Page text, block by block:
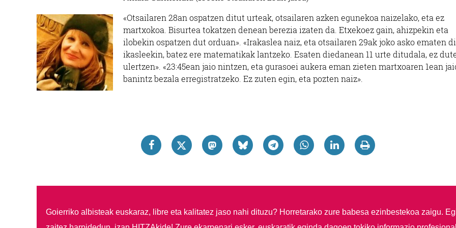
«Otsailaren 28an ospatzen ditut urteak, otsailaren azken egunekoa naizelako, eta ez
martxokoa. Bisurtea tokatzen denean berezia izaten da. Etxekoez gain, ahizpekin eta
ilobekin ospatzen dut orduan». «Irakaslea naiz, eta otsailaren 29ak joko asko ematen
ikasleekin, batez ere matematikak lantzeko. Esaten diedanean 11 urte ditudala, ez
ulertzen». «23:45ean jaio nintzen, eta gurasoei aukera eman zieten martxoaren 1ean
banintz bezala erregistratzeko. Ez zuten egin, eta pozten naiz».
Goierriko albisteak euskaraz, libre eta kalitatez jaso nahi dituzu? Horretarako zure babesa ezinbestekoa zaigu.